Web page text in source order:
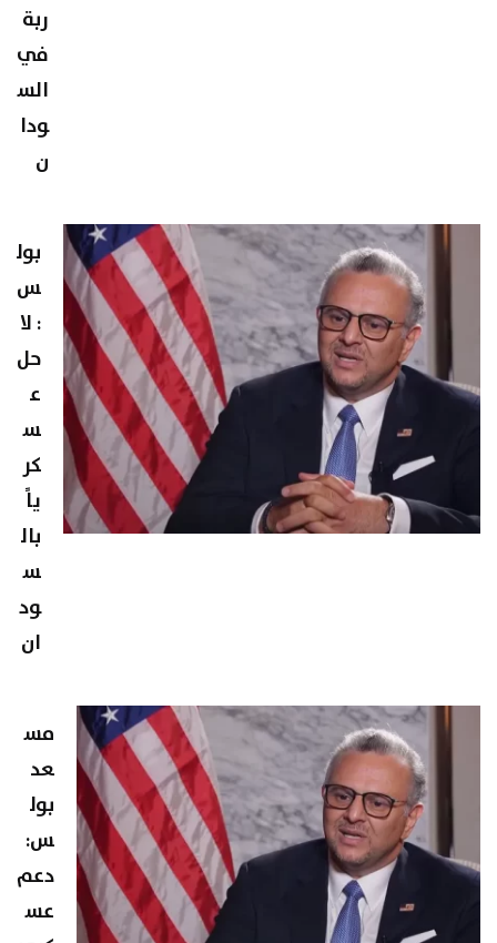
ربة
في
الس
ودا
ن
بول
س
: لا
حل
ع
س
كر
ياً
بال
س
ود
ان
مس
عد
بول
س:
دعم
عس